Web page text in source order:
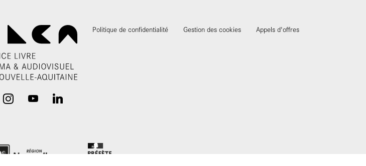
Politique de confidentialité Gestion des cookies Appels d'offres